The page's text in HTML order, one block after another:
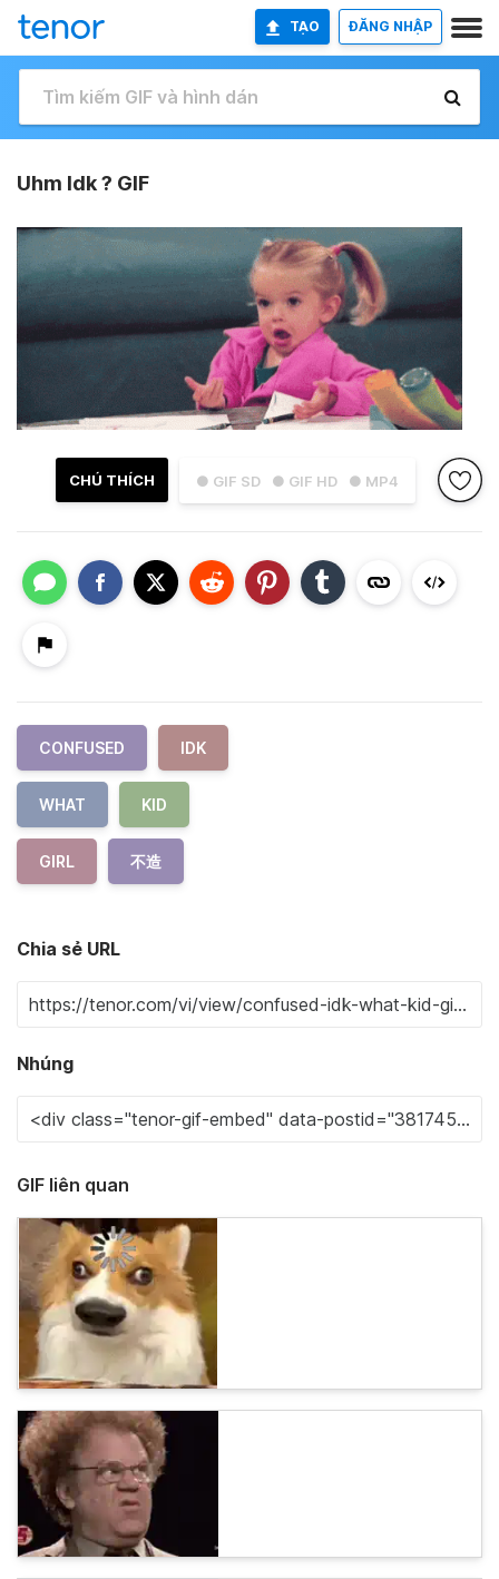
TẠO ĐĂNG NHẬP
Uhm Idk ? GIF
● GIF SD ● GIF HD ● MP4
CHÚ THÍCH
CONFUSED IDK
WHAT KID
GIRL 不造
Chia sẻ URL
Nhúng
GIF liên quan